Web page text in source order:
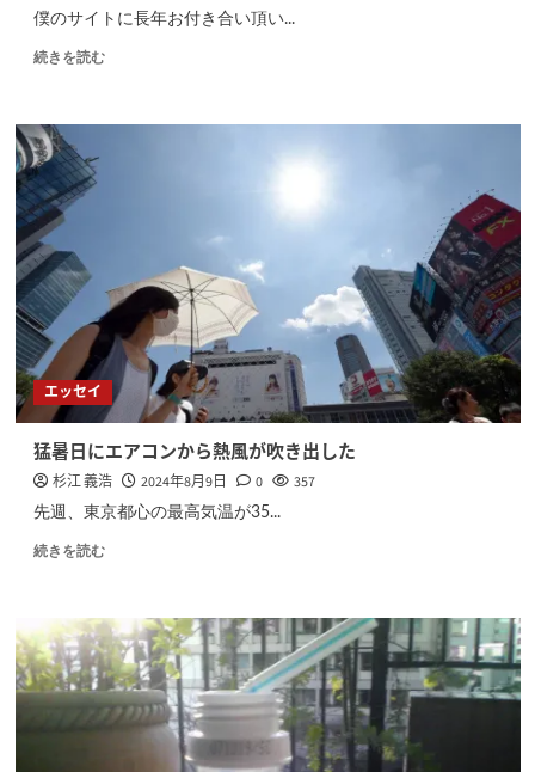
僕のサイトに長年お付き合い頂い...
続きを読む
エッセイ
猛暑日にエアコンから熱風が吹き出した
杉江 義浩 2024年8月9日 0 357
先週、東京都心の最高気温が35...
続きを読む